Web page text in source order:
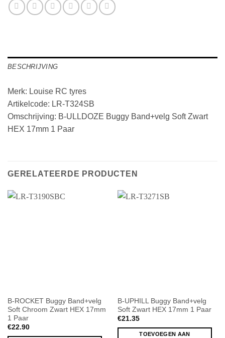
BESCHRIJVING
Merk: Louise RC tyres
Artikelcode: LR-T324SB
Omschrijving: B-ULLDOZE Buggy Band+velg Soft Zwart
HEX 17mm 1 Paar
GERELATEERDE PRODUCTEN
B-ROCKET Buggy Band+velg
Soft Chroom Zwart HEX 17mm
1 Paar
€22.90
B-UPHILL Buggy Band+velg
Soft Zwart HEX 17mm 1 Paar
€21.35
TOEVOEGEN AAN